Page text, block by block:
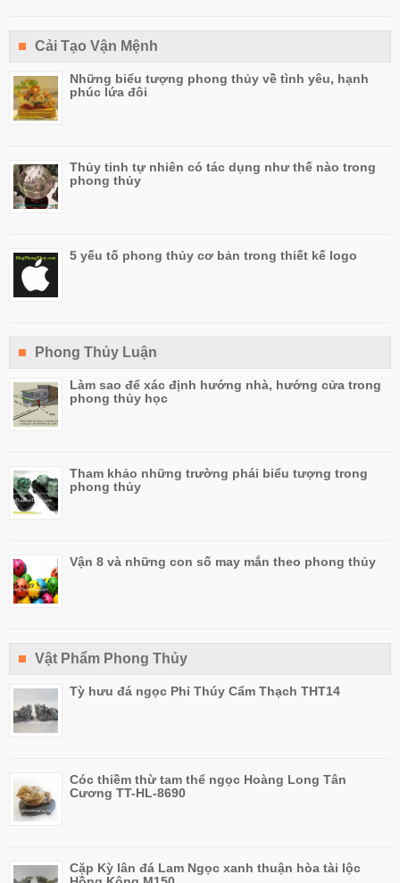
Cải Tạo Vận Mệnh
Những biểu tượng phong thủy về tình yêu, hạnh
phúc lứa đôi
Thủy tinh tự nhiên có tác dụng như thế nào trong
phong thủy
5 yếu tố phong thủy cơ bản trong thiết kế logo
Phong Thủy Luận
Làm sao để xác định hướng nhà, hướng cửa trong
phong thủy học
Tham khảo những trường phái biểu tượng trong
phong thủy
Vận 8 và những con số may mắn theo phong thủy
Vật Phẩm Phong Thủy
Tỳ hưu đá ngọc Phỉ Thúy Cẩm Thạch THT14
Cóc thiềm thừ tam thể ngọc Hoàng Long Tân
Cương TT-HL-8690
Cặp Kỳ lân đá Lam Ngọc xanh thuận hòa tài lộc